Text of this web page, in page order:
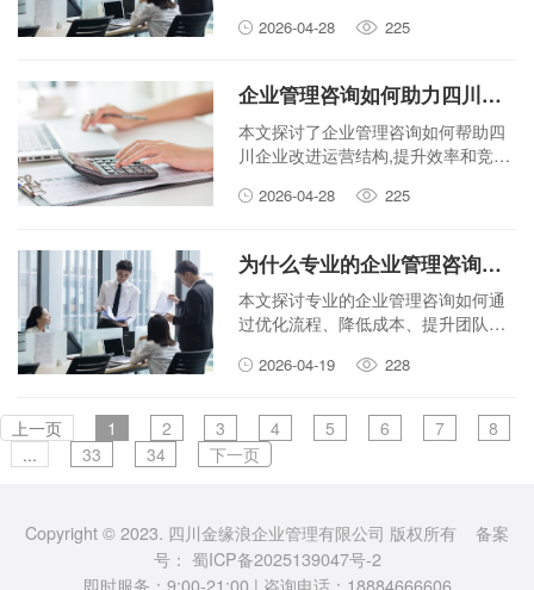
2026-04-28 225
企业管理咨询如何助力四川企业优化运营结构？
本文探讨了企业管理咨询如何帮助四
川企业改进运营结构,提升效率和竞争
2026-04-28 225
为什么专业的企业管理咨询能显著提升运营效率？
本文探讨专业的企业管理咨询如何通
过优化流程、降低成本、提升团队协
2026-04-19 228
上一页 1 2 3 4 5 6 7
8
...
33 34 下一页
Copyright © 2023. 四川金缘浪企业管理有限公司 版权所有 备案
号： 蜀ICP备2025139047号-2
即时服务：9:00-21:00 | 咨询电话：18884666606